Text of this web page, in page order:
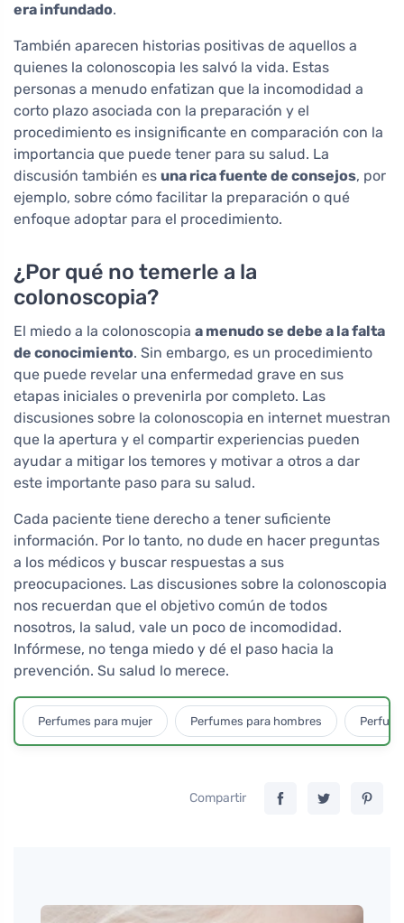
era infundado.
También aparecen historias positivas de aquellos a
quienes la colonoscopia les salvó la vida. Estas
personas a menudo enfatizan que la incomodidad a
corto plazo asociada con la preparación y el
procedimiento es insignificante en comparación con la
importancia que puede tener para su salud. La
discusión también es una rica fuente de consejos, por
ejemplo, sobre cómo facilitar la preparación o qué
enfoque adoptar para el procedimiento.
¿Por qué no temerle a la
colonoscopia?
El miedo a la colonoscopia a menudo se debe a la falta
de conocimiento. Sin embargo, es un procedimiento
que puede revelar una enfermedad grave en sus
etapas iniciales o prevenirla por completo. Las
discusiones sobre la colonoscopia en internet muestran
que la apertura y el compartir experiencias pueden
ayudar a mitigar los temores y motivar a otros a dar
este importante paso para su salud.
Cada paciente tiene derecho a tener suficiente
información. Por lo tanto, no dude en hacer preguntas
a los médicos y buscar respuestas a sus
preocupaciones. Las discusiones sobre la colonoscopia
nos recuerdan que el objetivo común de todos
nosotros, la salud, vale un poco de incomodidad.
Infórmese, no tenga miedo y dé el paso hacia la
prevención. Su salud lo merece.
Perfumes para mujer Perfumes para hombres
Compartir